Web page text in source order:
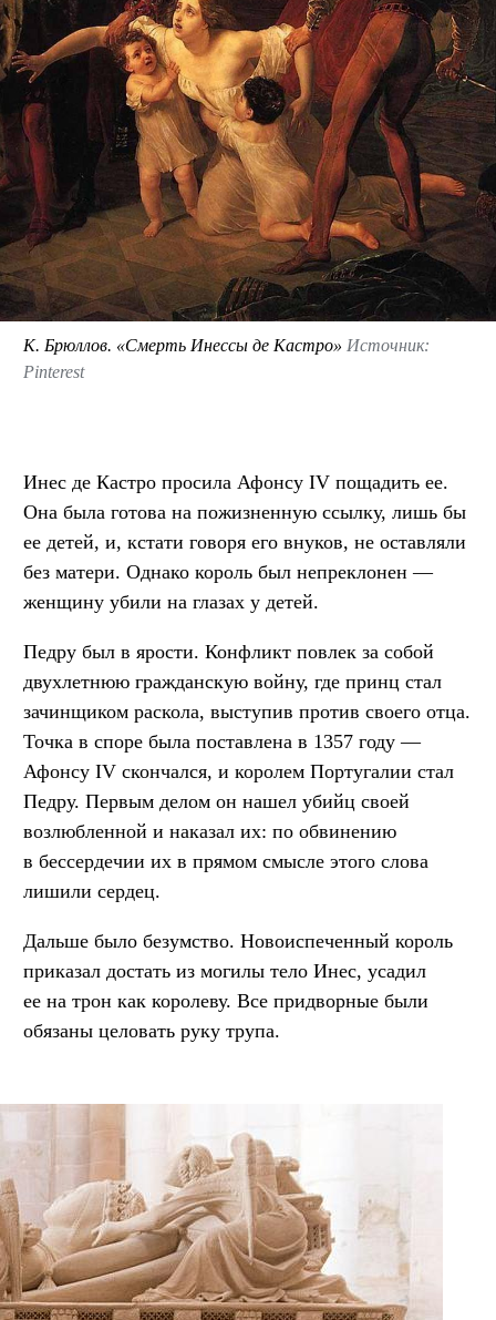
К. Брюллов. «Смерть Инессы де Кастро» Источник:
Pinterest
Инес де Кастро просила Афонсу IV пощадить ее.
Она была готова на пожизненную ссылку, лишь бы
ее детей, и, кстати говоря его внуков, не оставляли
без матери. Однако король был непреклонен —
женщину убили на глазах у детей.
Педру был в ярости. Конфликт повлек за собой
двухлетнюю гражданскую войну, где принц стал
зачинщиком раскола, выступив против своего отца.
Точка в споре была поставлена в 1357 году —
Афонсу IV скончался, и королем Португалии стал
Педру. Первым делом он нашел убийц своей
возлюбленной и наказал их: по обвинению
в бессердечии их в прямом смысле этого слова
лишили сердец.
Дальше было безумство. Новоиспеченный король
приказал достать из могилы тело Инес, усадил
ее на трон как королеву. Все придворные были
обязаны целовать руку трупа.